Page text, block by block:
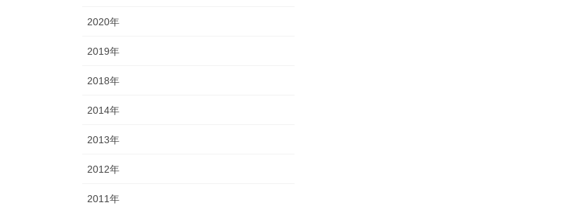
2020年
2019年
2018年
2014年
2013年
2012年
2011年